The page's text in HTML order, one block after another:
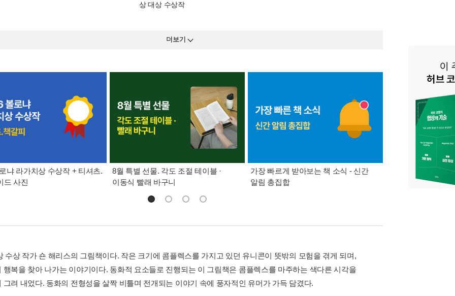
상 대상 수상작
더보기
냐 라가치상 수상작 + 티셔츠.
드 사진
8월 특별 선물. 각도 조절 테이블 ·
이동식 빨래 바구니
가장 빠르게 받아보는 책 소식 - 신간
알림 총집합
경기컬처패스 1만
수상 작가 숀 해리스의 그림책이다. 작은 크기에 콤플렉스를 가지고 있던 유니콘이 뜻밖의 모험을 겪게 되며,
행복을 찾아 나가는 이야기이다. 동화적 요소들로 진행되는 이 그림책은 콤플렉스를 마주하는 색다른 시각을
그려 내었다. 동화의 전형성을 살짝 비틀며 전개되는 이야기 속에 풍자적인 유머가 가득 담겼다.